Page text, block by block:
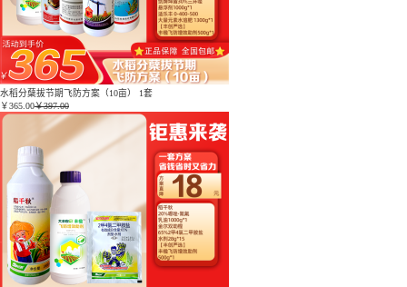
水稻分蘖拔节期飞防方案（10亩） 1套
￥365.00￥397.00